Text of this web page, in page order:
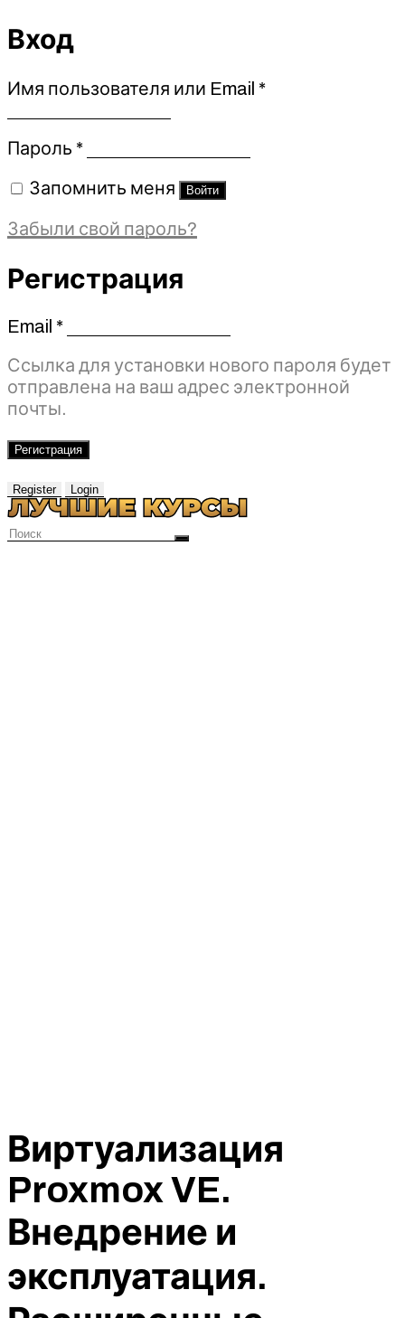
Вход
Имя пользователя или Email *Обязательно
Пароль *Обязательно
Запомнить меня Войти
Забыли свой пароль?
Регистрация
Email *Обязательно
Ссылка для установки нового пароля будет
отправлена ​​на ваш адрес электронной
почты.
Регистрация
Register Login
Виртуализация
Proxmox VE.
Внедрение и
эксплуатация.